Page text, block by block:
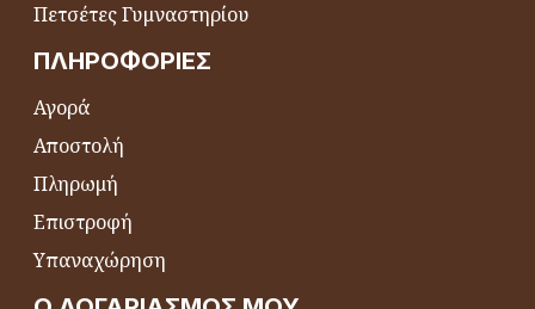
Πετσέτες Γυμναστηρίου
ΠΛΗΡΟΦΟΡΊΕΣ
Αγορά
Αποστολή
Πληρωμή
Επιστροφή
Υπαναχώρηση